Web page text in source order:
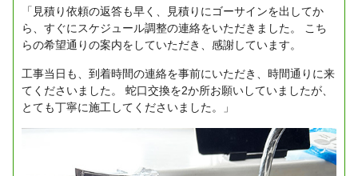
「見積り依頼の返答も早く、見積りにゴーサインを出してか
ら、すぐにスケジュール調整の連絡をいただきました。
こち
らの希望通りの案内をしていただき、感謝しています。
工事当日も、到着時間の連絡を事前にいただき、時間通りに来
てくださいました。
蛇口交換を2か所お願いしていましたが、
とても丁寧に施工してくださいました。」